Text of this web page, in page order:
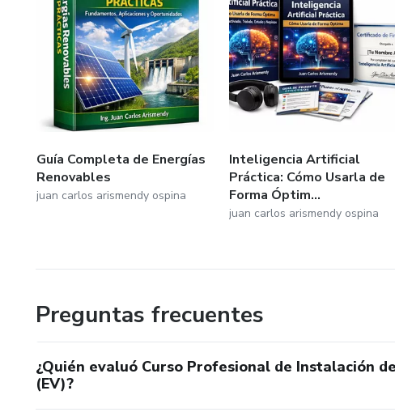
Guía Completa de Energías
Renovables
juan carlos arismendy ospina
Inteligencia Artificial
Práctica: Cómo Usarla de
Forma Óptim...
juan carlos arismendy ospina
Preguntas frecuentes
¿Quién evaluó Curso Profesional de Instalación
(EV)?